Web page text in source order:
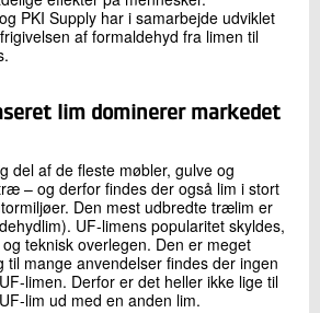
Send
PKI Supply har i samarbejde udviklet
af formaldehyd fra limen til
lim dominerer markedet
del af de fleste møbler, gulve og
– og derfor findes der også lim i stort
Den mest udbredte trælim er
UF-limens popularitet skyldes,
teknisk overlegen. Den er meget
mange anvendelser findes der ingen
limen. Derfor er det heller ikke lige til
lim ud med en anden lim.